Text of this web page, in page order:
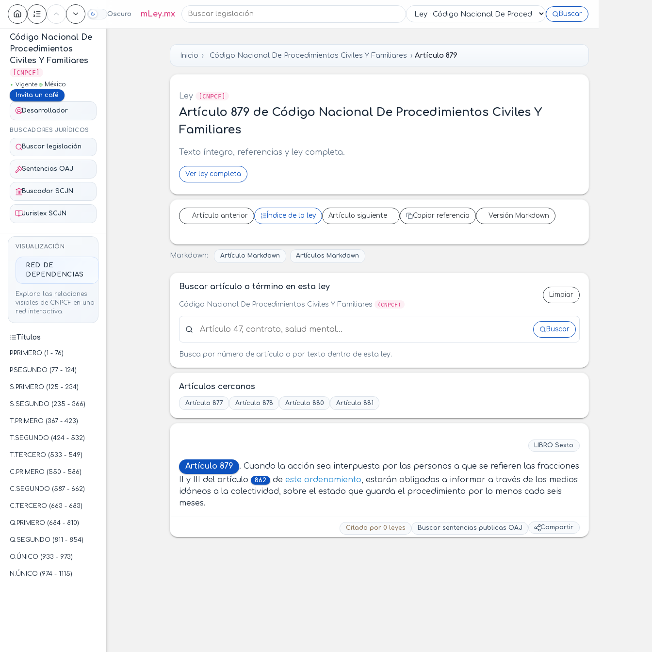
Oscuro mLey.mx Buscar
Contenido
Código Nacional De
Procedimientos
Civiles Y Familiares
[CNPCF]
Vigente
México
Invita un café
Desarrollador
BUSCADORES JURÍDICOS
Buscar legislación
Sentencias OAJ
Buscador SCJN
Jurislex SCJN
VISUALIZACIÓN
RED DE
DEPENDENCIAS
Explora las relaciones
visibles de CNPCF en una
red interactiva.
Títulos
P.PRIMERO (1 - 76)
P.SEGUNDO (77 - 124)
S.PRIMERO (125 - 234)
S.SEGUNDO (235 - 366)
T.PRIMERO (367 - 423)
T.SEGUNDO (424 - 532)
T.TERCERO (533 - 549)
C.PRIMERO (550 - 586)
C.SEGUNDO (587 - 662)
C.TERCERO (663 - 683)
Q.PRIMERO (684 - 810)
Q.SEGUNDO (811 - 854)
O.ÚNICO (933 - 973)
N.ÚNICO (974 - 1115)
Inicio Código Nacional De Procedimientos Civiles Y Familiares Artículo 879
Ley [CNPCF]
Artículo 879 de Código Nacional De Procedimientos Civiles Y
Familiares
Texto íntegro, referencias y ley completa.
Ver ley completa
Artículo anterior Índice de la ley Artículo siguiente Copiar referencia Versión Markdown
Markdown: Artículo Markdown Artículos Markdown
Buscar artículo o término en esta ley
Código Nacional De Procedimientos Civiles Y Familiares (CNPCF)
Limpiar
Buscar
Busca por número de artículo o por texto dentro de esta ley.
Artículos cercanos
Artículo 877 Artículo 878 Artículo 880 Artículo 881
LIBRO Sexto
Artículo 879
. Cuando la acción sea interpuesta por las personas a que se refieren las fracciones
II y III del artículo 862 deeste ordenamiento , estarán obligadas a informar a través de los medios
idóneos a la colectividad, sobre el estado que guarda el procedimiento por lo menos cada seis
meses.
Citado por 0 leyes Buscar sentencias publicas OAJ Compartir